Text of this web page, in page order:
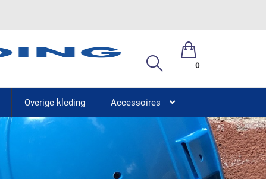
0
Overige kleding Accessoires